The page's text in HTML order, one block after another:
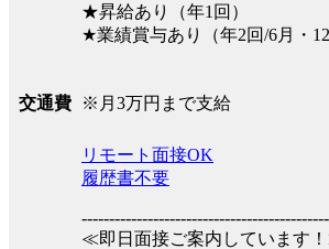
★昇給あり（年1回）
★業績賞与あり（年2回/6月・12
交通費 ※月3万円まで支給
リモート面接OK
履歴書不要
≪即日面接ご案内しています